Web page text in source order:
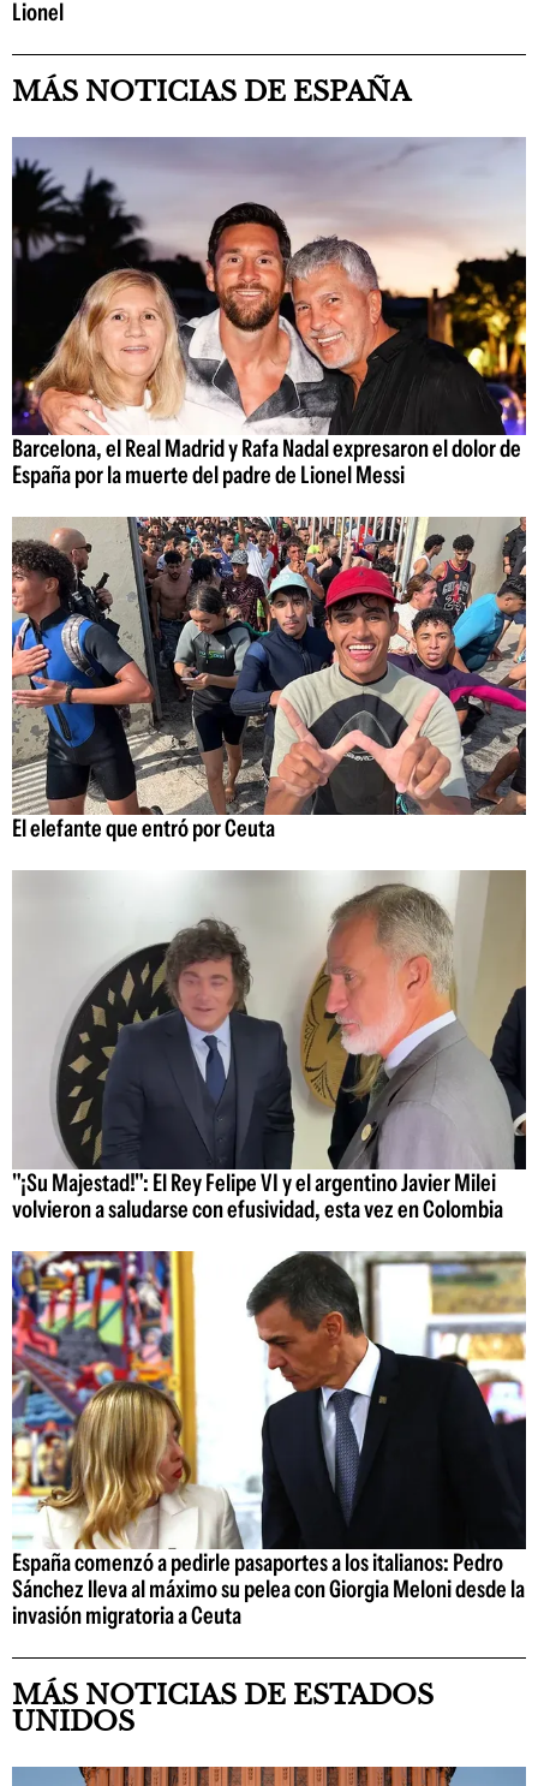
Lionel
MÁS NOTICIAS DE ESPAÑA
Barcelona, el Real Madrid y Rafa Nadal expresaron el dolor de
España por la muerte del padre de Lionel Messi
El elefante que entró por Ceuta
"¡Su Majestad!": El Rey Felipe VI y el argentino Javier Milei
volvieron a saludarse con efusividad, esta vez en Colombia
España comenzó a pedirle pasaportes a los italianos: Pedro
Sánchez lleva al máximo su pelea con Giorgia Meloni desde la
invasión migratoria a Ceuta
MÁS NOTICIAS DE ESTADOS
UNIDOS